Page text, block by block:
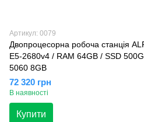
Артикул: 0079
Двопроцесорна робоча станція
E5-2680v4 / RAM 64GB / SSD
5060 8GB
72 320 грн
В наявності
Купити